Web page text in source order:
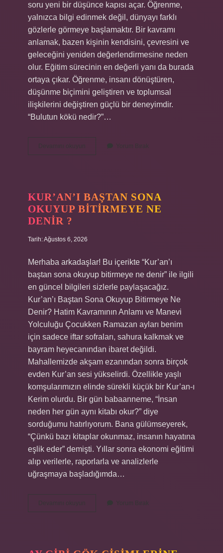
soru yeni bir düşünce kapısı açar. Öğrenme,
yalnızca bilgi edinmek değil, dünyayı farklı
gözlerle görmeye başlamaktır. Bir kavramı
anlamak, bazen kişinin kendisini, çevresini ve
geleceğini yeniden değerlendirmesine neden
olur. Eğitim sürecinin en değerli yanı da burada
ortaya çıkar. Öğrenme, insanı dönüştüren,
düşünme biçimini geliştiren ve toplumsal
ilişkilerini değiştiren güçlü bir deneyimdir.
“Bulutun kökü nedir?”…
Devamını okuyun
buyurmak
Yorum Bırak
KUR’AN’I BAŞTAN SONA
OKUYUP BITIRMEYE NE
DENIR ?
Tarih: Ağustos 6, 2026
Merhaba arkadaşlar! Bu içerikte “Kur’an’ı
baştan sona okuyup bitirmeye ne denir” ile ilgili
en güncel bilgileri sizlerle paylaşacağız.
Kur’an’ı Baştan Sona Okuyup Bitirmeye Ne
Denir? Hatim Kavramının Anlamı ve Manevi
Yolculuğu Çocukken Ramazan ayları benim
için sadece iftar sofraları, sahura kalkmak ve
bayram heyecanından ibaret değildi.
Mahallemizde akşam ezanından sonra birçok
evden Kur’an sesi yükselirdi. Özellikle yaşlı
komşularımızın elinde sürekli küçük bir Kur’an-ı
Kerim olurdu. Bir gün babaanneme, “İnsan
neden her gün aynı kitabı okur?” diye
sorduğumu hatırlıyorum. Bana gülümseyerek,
“Çünkü bazı kitaplar okunmaz, insanın hayatına
eşlik eder” demişti. Yıllar sonra ekonomi eğitimi
alıp verilerle, raporlarla ve analizlerle
uğraşmaya başladığımda…
Devamını okuyun
baştan
ne
Yorum Bırak